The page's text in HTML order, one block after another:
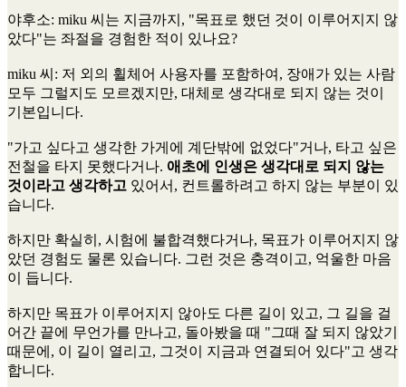
야후소: miku 씨는 지금까지, "목표로 했던 것이 이루어지지 않
았다"는 좌절을 경험한 적이 있나요?
miku 씨 : 저 외의 휠체어 사용자를 포함하여, 장애가 있는 사람
모두 그럴지도 모르겠지만, 대체로 생각대로 되지 않는 것이
기본입니다.
"가고 싶다고 생각한 가게에 계단밖에 없었다"거나, 타고 싶은
전철을 타지 못했다거나. 애초에 인생은 생각대로 되지 않는
것이라고 생각하고 있어서, 컨트롤하려고 하지 않는 부분이 있
습니다.
하지만 확실히, 시험에 불합격했다거나, 목표가 이루어지지 않
았던 경험도 물론 있습니다. 그런 것은 충격이고, 억울한 마음
이 듭니다.
하지만 목표가 이루어지지 않아도 다른 길이 있고, 그 길을 걸
어간 끝에 무언가를 만나고, 돌아봤을 때 "그때 잘 되지 않았기
때문에, 이 길이 열리고, 그것이 지금과 연결되어 있다"고 생각
합니다.